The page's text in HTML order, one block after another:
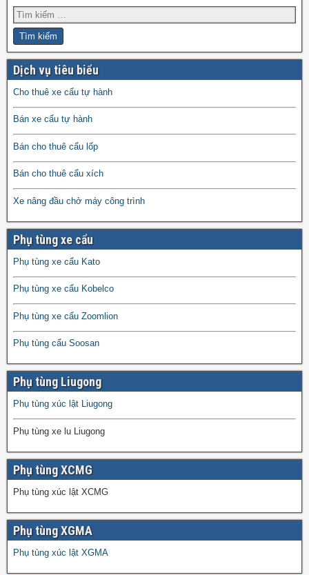
Dịch vụ tiêu biểu
Cho thuê xe cẩu tự hành
Bán xe cẩu tự hành
Bán cho thuê cẩu lốp
Bán cho thuê cẩu xích
Xe nâng đầu chở máy công trình
Phụ tùng xe cẩu
Phụ tùng xe cẩu Kato
Phụ tùng xe cẩu Kobelco
Phụ tùng xe cẩu Zoomlion
Phụ tùng cẩu Soosan
Phụ tùng Liugong
Phụ tùng xúc lật Liugong
Phụ tùng xe lu Liugong
Phụ tùng XCMG
Phụ tùng xúc lật XCMG
Phụ tùng XGMA
Phụ tùng xúc lật XGMA